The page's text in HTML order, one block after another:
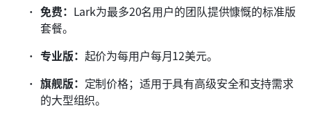
免费： Lark为最多20名用户的团队提供慷慨的标准版
套餐。
专业版： 起价为每用户每月12美元。
旗舰版： 定制价格；适用于具有高级安全和支持需求
的大型组织。